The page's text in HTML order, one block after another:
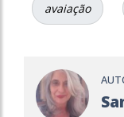
avaiação